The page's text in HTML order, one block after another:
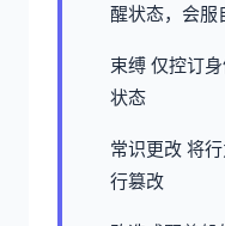
醒状态，会服
束缚 仅控订
状态
常识更改 将
行篡改